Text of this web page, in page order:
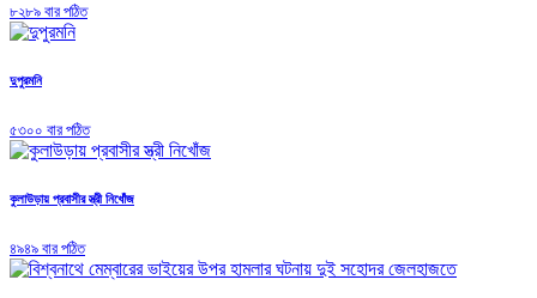
৮২৮৯ বার পঠিত
দুপুরমনি
৫৩০০ বার পঠিত
কুলাউড়ায় প্রবাসীর স্ত্রী নিখোঁজ
৪৯৪৯ বার পঠিত